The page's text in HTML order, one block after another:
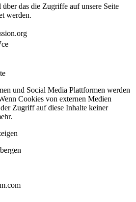
das die Zugriffe auf unsere Seite
werden.
und Social Media Plattformen werden
Cookies von externen Medien
Zugriff auf diese Inhalte keiner